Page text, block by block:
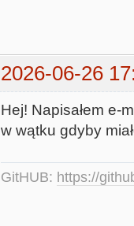
2026-06-26
Hej! Napisałem e-
w wątku gdyby
GitHUB: https://